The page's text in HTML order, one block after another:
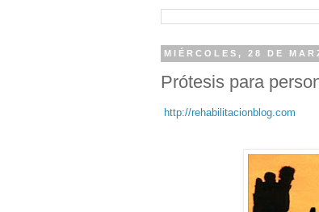
MIÉRCOLES, 28 DE
Prótesis para
http://rehabilitacionblog.com